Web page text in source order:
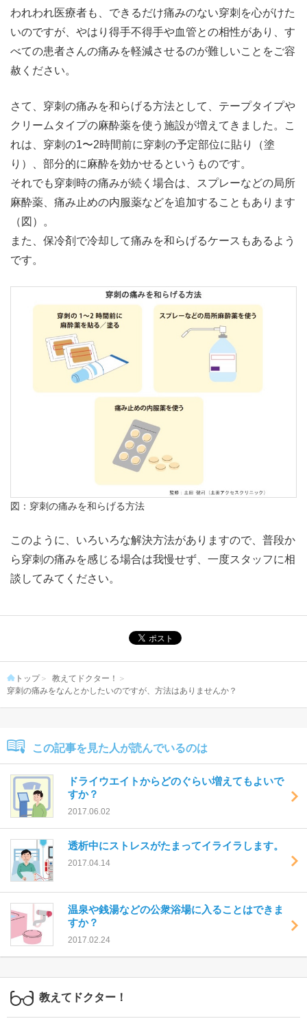
われわれ医療者も、できるだけ痛みのない穿刺を心がけた
いのですが、やはり得手不得手や血管との相性があり、す
べての患者さんの痛みを軽減させるのが難しいことをご容
赦ください。
さて、穿刺の痛みを和らげる方法として、テープタイプや
クリームタイプの麻酔薬を使う施設が増えてきました。こ
れは、穿刺の1〜2時間前に穿刺の予定部位に貼り（塗
り）、部分的に麻酔を効かせるというものです。
それでも穿刺時の痛みが続く場合は、スプレーなどの局所
麻酔薬、痛み止めの内服薬などを追加することもあります
（図）。
また、保冷剤で冷却して痛みを和らげるケースもあるよう
です。
図：穿刺の痛みを和らげる方法
このように、いろいろな解決方法がありますので、普段か
ら穿刺の痛みを感じる場合は我慢せず、一度スタッフに相
談してみてください。
トップ
教えてドクター！
穿刺の痛みをなんとかしたいのですが、方法はありませんか？
この記事を見た人が読んでいるのは
ドライウエイトからどのぐらい増えてもよいで
すか？
2017.06.02
透析中にストレスがたまってイライラします。
2017.04.14
温泉や銭湯などの公衆浴場に入ることはできま
すか？
2017.02.24
教えてドクター！